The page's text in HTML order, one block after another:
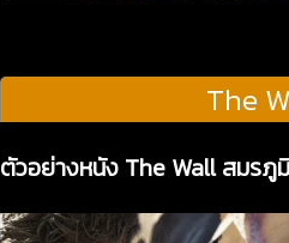
The
ตัวอย่างหนัง The Wall สมรภู